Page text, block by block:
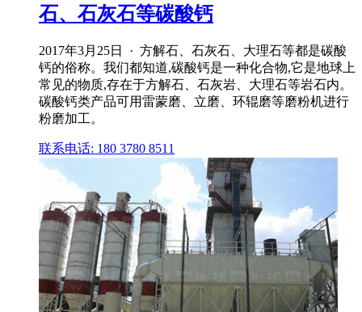
石、石灰石等碳酸钙
2017年3月25日 · 方解石、石灰石、大理石等都是碳酸
钙的俗称。我们都知道,碳酸钙是一种化合物,它是地球上
常见的物质,存在于方解石、石灰岩、大理石等岩石内。
碳酸钙类产品可用雷蒙磨、立磨、环辊磨等磨粉机进行
粉磨加工。
联系电话: 180 3780 8511